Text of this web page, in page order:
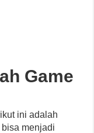
Game
ini adalah
menjadi